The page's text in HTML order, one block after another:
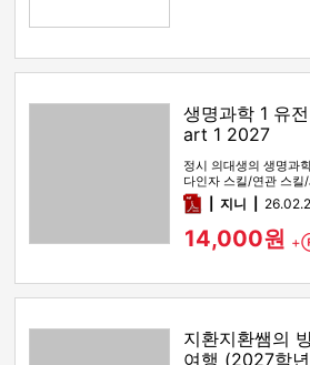
생명과학 1 유
art 1 2027
정시 의대생의 생명과
다인자 스킬/연관 스킬
pdf지니
14,000원 +
지환지환쌤의
여행 (2027학